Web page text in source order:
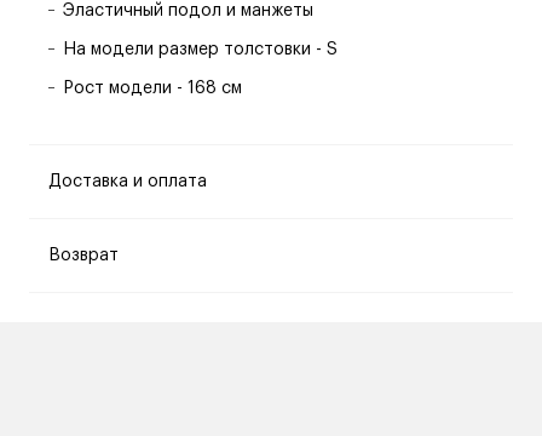
Эластичный подол и манжеты
На модели размер толстовки - S
Рост модели - 168 см
Доставка и оплата
Возврат